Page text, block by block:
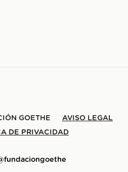
GOETHE
AVISO LEGAL
DE PRIVACIDAD